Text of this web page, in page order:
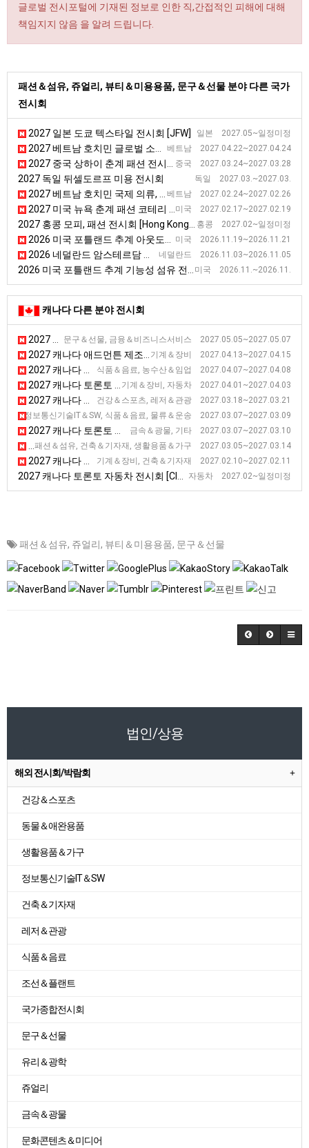
글로벌 전시포털에 기재된 정보로 인한 직,간접적인 피해에 대해
책임지지 않음 을 알려 드립니다.
패션＆섬유, 쥬얼리, 뷰티＆미용용품, 문구＆선물 분야 다른 국가
전시회
일본 2027.05~일정미정
2027 일본 도쿄 텍스타일 전시회 [JFW]
베트남 2027.04.22~2027.04.24
2027 베트남 호치민 글로벌 소싱페어 전시회
중국 2027.03.24~2027.03.28
2027 중국 상하이 춘계 패션 전시회
독일 2027.03.~2027.03.
2027 독일 뒤셀도르프 미용 전시회
베트남 2027.02.24~2027.02.26
2027 베트남 호치민 국제 의류, 섬유 및 섬유 기술 무역 전시회
미국 2027.02.17~2027.02.19
2027 미국 뉴욕 춘계 패션 코테리 전시회
홍콩 2027.02~일정미정
2027 홍콩 모피, 패션 전시회 [Hong Kong International Fur & Fashion Fair]
미국 2026.11.19~2026.11.21
2026 미국 포틀랜드 추계 아웃도어스포츠 기능성 섬유 박람회
네덜란드 2026.11.03~2026.11.05
2026 네덜란드 암스테르담 섬유패션 국제스포츠용품 전시회
미국 2026.11.~2026.11.
2026 미국 포틀랜드 추계 기능성 섬유 전시회
캐나다 다른 분야 전시회
문구＆선물, 금융＆비즈니스서비스 2027.05.05~2027.05.07
2027 캐나다 토론토 그래픽 전시회
기계＆장비 2027.04.13~2027.04.15
2027 캐나다 애드먼튼 제조기술 전시회
식품＆음료, 농수산＆임업 2027.04.07~2027.04.08
2027 캐나다 토론토 유제품 전시회 [CDX]
기계＆장비, 자동차 2027.04.01~2027.04.03
2027 캐나다 토론토 폐기물 및 재활용 전시회
건강＆스포츠, 레저＆관광 2027.03.18~2027.03.21
2027 캐나다 토론토 스포츠맨 전시회
기물, 정보통신기술IT＆SW, 식품＆음료, 물류＆운송 2027.03.07~2027.03.09
2027 캐나다 토론토 요식업 전시회 [RC Show]
금속＆광물, 기타 2027.03.07~2027.03.10
2027 캐나다 토론토 광물 탐사 및 채굴 전시회 [PDAC]
패션＆섬유, 건축＆기자재, 생활용품＆가구 2027.03.05~2027.03.14
기계＆장비, 건축＆기자재 2027.02.10~2027.02.11
2027 캐나다 토론토 콘크리트 전시회
자동차 2027.02~일정미정
2027 캐나다 토론토 자동차 전시회 [CIAS]
패션＆섬유, 쥬얼리, 뷰티＆미용용품, 문구＆선물
법인/상용
해외 전시회/박람회
건강＆스포츠
동물＆애완용품
생활용품＆가구
정보통신기술IT＆SW
건축＆기자재
레저＆관광
식품＆음료
조선＆플랜트
국가종합전시회
문구＆선물
유리＆광학
쥬얼리
금속＆광물
문화콘텐츠＆미디어